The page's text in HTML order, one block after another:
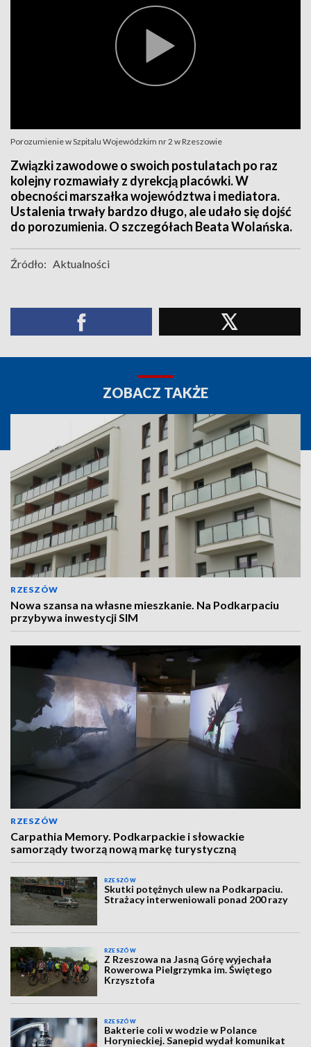
Porozumienie w Szpitalu Wojewódzkim nr 2 w Rzeszowie
Związki zawodowe o swoich postulatach po raz
kolejny rozmawiały z dyrekcją placówki. W
obecności marszałka województwa i mediatora.
Ustalenia trwały bardzo długo, ale udało się dojść
do porozumienia. O szczegółach Beata Wolańska.
Źródło: Aktualności
ZOBACZ TAKŻE
RZESZÓW
Nowa szansa na własne mieszkanie. Na Podkarpaciu
przybywa inwestycji SIM
RZESZÓW
Carpathia Memory. Podkarpackie i słowackie
samorządy tworzą nową markę turystyczną
RZESZÓW
Skutki potężnych ulew na Podkarpaciu.
Strażacy interweniowali ponad 200 razy
RZESZÓW
Z Rzeszowa na Jasną Górę wyjechała
Rowerowa Pielgrzymka im. Świętego
Krzysztofa
RZESZÓW
Bakterie coli w wodzie w Polance
Horynieckiej. Sanepid wydał komunikat